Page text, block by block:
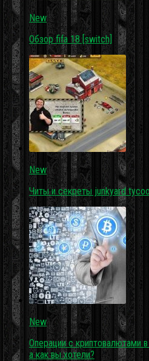
New
Обзор fifa 18 [switch]
New
Читы и секреты junkyard
New
Операции с криптовалютами
а как вы хотели?